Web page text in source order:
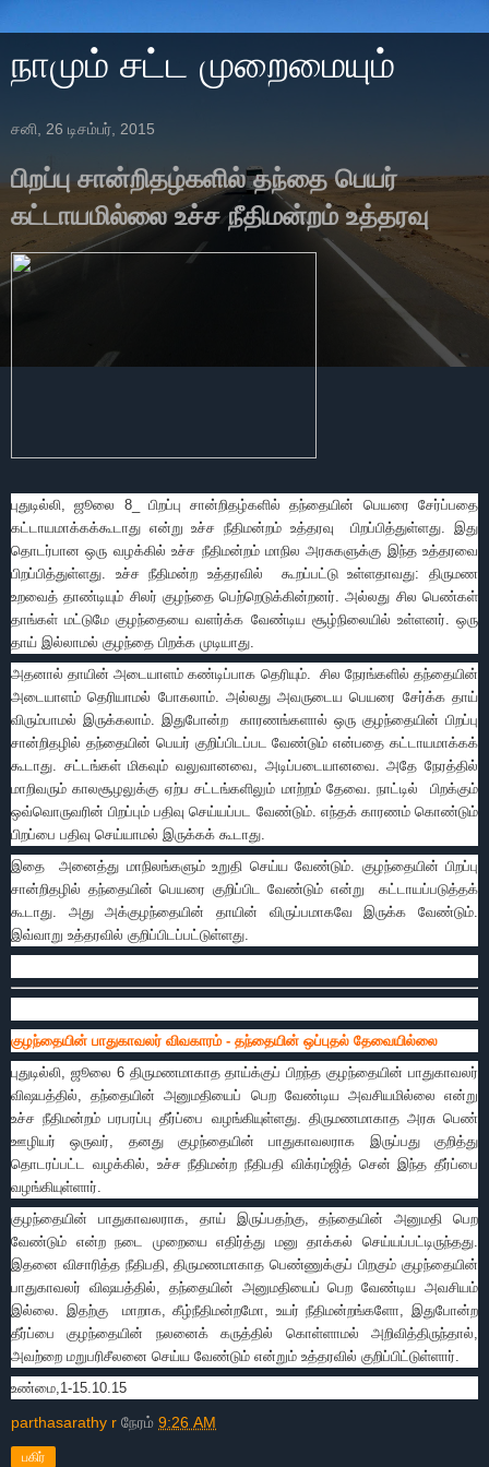
நாமும் சட்ட முறைமையும்
சனி, 26 டிசம்பர், 2015
பிறப்பு சான்றிதழ்களில் தந்தை பெயர்
கட்டாயமில்லை உச்ச நீதிமன்றம் உத்தரவு
புதுடில்லி, ஜூலை 8_ பிறப்பு சான்றிதழ்களில் தந்தையின் பெயரை சேர்ப்பதை
கட்டாயமாக்கக்கூடாது என்று உச்ச நீதிமன்றம் உத்தரவு பிறப்பித்துள்ளது. இது
தொடர்பான ஒரு வழக்கில் உச்ச நீதிமன்றம் மாநில அரசுகளுக்கு இந்த உத்தரவை
பிறப்பித்துள்ளது. உச்ச நீதிமன்ற உத்தரவில் கூறப்பட்டு உள்ளதாவது: திருமண
உறவைத் தாண்டியும் சிலர் குழந்தை பெற்றெடுக்கின்றனர். அல்லது சில பெண்கள்
தாங்கள் மட்டுமே குழந்தையை வளர்க்க வேண்டிய சூழ்நிலையில் உள்ளனர். ஒரு
தாய் இல்லாமல் குழந்தை பிறக்க முடியாது.
அதனால் தாயின் அடையாளம் கண்டிப்பாக தெரியும். சில நேரங்களில் தந்தையின்
அடையாளம் தெரியாமல் போகலாம். அல்லது அவருடைய பெயரை சேர்க்க தாய்
விரும்பாமல் இருக்கலாம். இதுபோன்ற காரணங்களால் ஒரு குழந்தையின் பிறப்பு
சான்றிதழில் தந்தையின் பெயர் குறிப்பிடப்பட வேண்டும் என்பதை கட்டாயமாக்கக்
கூடாது. சட்டங்கள் மிகவும் வலுவானவை, அடிப்படையானவை. அதே நேரத்தில்
மாறிவரும் காலசூழலுக்கு ஏற்ப சட்டங்களிலும் மாற்றம் தேவை. நாட்டில் பிறக்கும்
ஒவ்வொருவரின் பிறப்பும் பதிவு செய்யப்பட வேண்டும். எந்தக் காரணம் கொண்டும்
பிறப்பை பதிவு செய்யாமல் இருக்கக் கூடாது.
இதை அனைத்து மாநிலங்களும் உறுதி செய்ய வேண்டும். குழந்தையின் பிறப்பு
சான்றிதழில் தந்தையின் பெயரை குறிப்பிட வேண்டும் என்று கட்டாயப்படுத்தக்
கூடாது. அது அக்குழந்தையின் தாயின் விருப்பமாகவே இருக்க வேண்டும்.
இவ்வாறு உத்தரவில் குறிப்பிடப்பட்டுள்ளது.
குழந்தையின் பாதுகாவலர் விவகாரம் - தந்தையின் ஒப்புதல் தேவையில்லை
புதுடில்லி, ஜூலை 6 திருமணமாகாத தாய்க்குப் பிறந்த குழந்தையின் பாதுகாவலர்
விஷயத்தில், தந்தையின் அனுமதியைப் பெற வேண்டிய அவசியமில்லை என்று
உச்ச நீதிமன்றம் பரபரப்பு தீர்ப்பை வழங்கியுள்ளது. திருமணமாகாத அரசு பெண்
ஊழியர் ஒருவர், தனது குழந்தையின் பாதுகாவலராக இருப்பது குறித்து
தொடரப்பட்ட வழக்கில், உச்ச நீதிமன்ற நீதிபதி விக்ரம்ஜித் சென் இந்த தீர்ப்பை
வழங்கியுள்ளார்.
குழந்தையின் பாதுகாவலராக, தாய் இருப்பதற்கு, தந்தையின் அனுமதி பெற
வேண்டும் என்ற நடை முறையை எதிர்த்து மனு தாக்கல் செய்யப்பட்டிருந்தது.
இதனை விசாரித்த நீதிபதி, திருமணமாகாத பெண்ணுக்குப் பிறகும் குழந்தையின்
பாதுகாவலர் விஷயத்தில், தந்தையின் அனுமதியைப் பெற வேண்டிய அவசியம்
இல்லை. இதற்கு மாறாக, கீழ்நீதிமன்றமோ, உயர் நீதிமன்றங்களோ, இதுபோன்ற
தீர்ப்பை குழந்தையின் நலனைக் கருத்தில் கொள்ளாமல் அறிவித்திருந்தால்,
அவற்றை மறுபரிசீலனை செய்ய வேண்டும் என்றும் உத்தரவில் குறிப்பிட்டுள்ளார்.
உண்மை,1-15.10.15
parthasarathy r நேரம் 9:26 AM
பகிர்